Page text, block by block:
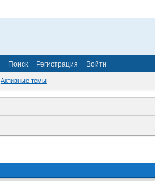
Поиск Регистрация Войти
Активные темы